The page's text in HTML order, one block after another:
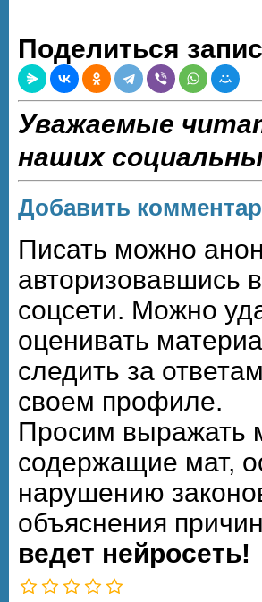
Поделиться
Уважаемые
наших
Добавить
Писать можно
авторизовавшись
соцсети. Можно
оценивать
следить за
своем профиле.
Просим выражать
содержащие мат,
нарушению
объяснения
ведет нейросеть!